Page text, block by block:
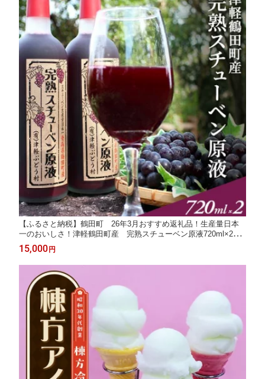
【ふるさと納税】鶴田町 26年3月おすすめ返礼品！生産量日本
一のおいしさ！津軽鶴田町産 完熟スチューベン原液720ml×2本
果物 ぶどう フルーツ 果汁飲料 野菜飲料 ぶどうジュース
15,000円